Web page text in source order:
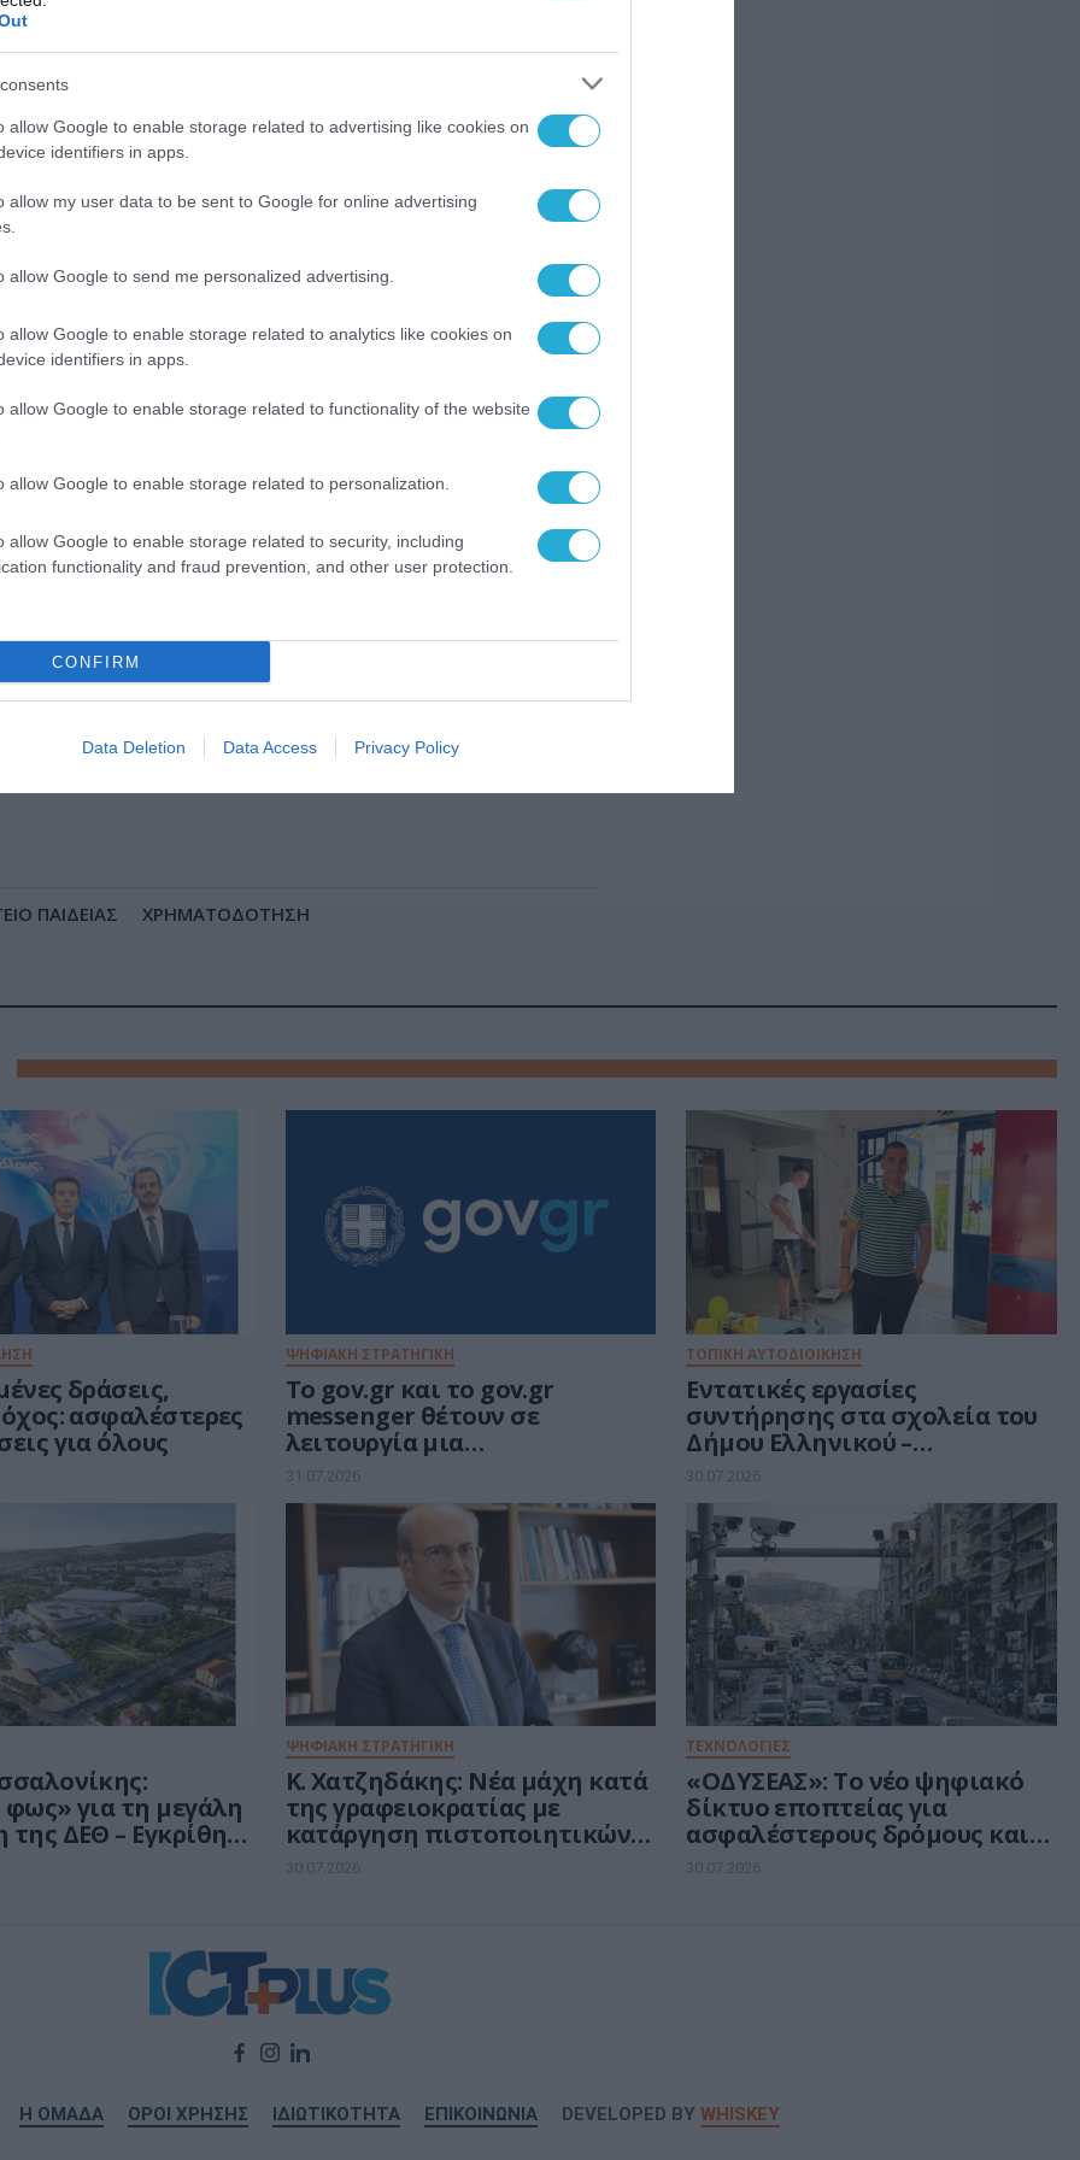
allow Google to enable storage related to advertising like cookies on
identifiers in apps.
allow my user data to be sent to Google for online advertising
allow Google to send me personalized advertising.
allow Google to enable storage related to analytics like cookies on
identifiers in apps.
allow Google to enable storage related to functionality of the website
allow Google to enable storage related to personalization.
allow Google to enable storage related to security, including
functionality and fraud prevention, and other user protection.
CONFIRM
Data Deletion Data Access Privacy Policy
τα οποία αναμένεται να
πόρων. Σύμφωνα με τον σχεδιασμό, περίπου 70
ΑΕΙ, με στόχο την ενίσχυση των υποδομών τους
έρευνας και ανάπτυξης για τις τοπικές
του Υπουργείου Παιδείας, Θρησκευμάτων
ανώτατης εκπαίδευσης, μέσω της
και της δημιουργίας ενός σύγχρονου, ασφαλούς
ΠΑΙΔΕΙΑΣ ΧΡΗΜΑΤΟΔΟΤΗΣΗ
δράσεις,
ασφαλέστερες
για όλους
ΨΗΦΙΑΚΗ ΣΤΡΑΤΗΓΙΚΗ
Το gov.gr και το gov.gr
messenger θέτουν σε
λειτουργία μια
προσωποποιημένη και ενιαία
εμπειρία εξυπηρέτησης
πολιτών και επιχειρήσεων
31.07.2026
ΤΟΠΙΚΗ ΑΥΤΟΔΙΟΙΚΗΣΗ
Εντατικές εργασίες
συντήρησης στα σχολεία του
Δήμου Ελληνικού –
Αργυρούπολης
30.07.2026
για τη μεγάλη
ΔΕΘ – Εγκρίθηκε
παραχώρησης
ΨΗΦΙΑΚΗ ΣΤΡΑΤΗΓΙΚΗ
Κ. Χατζηδάκης: Νέα μάχη κατά
της γραφειοκρατίας με
κατάργηση πιστοποιητικών
και «έξυπνες» διασταυρώσεις
30.07.2026
ΤΕΧΝΟΛΟΓΙΕΣ
«ΟΔΥΣΕΑΣ»: Το νέο ψηφιακό
δίκτυο εποπτείας για
ασφαλέστερους δρόμους και
έξυπνη διαχείριση της
30.07.2026
Η ΟΜΑΔΑ ΟΡΟΙ ΧΡΗΣΗΣ ΙΔΙΩΤΙΚΟΤΗΤΑ ΕΠΙΚΟΙΝΩΝΙΑ DEVELOPED BY WHISKEY